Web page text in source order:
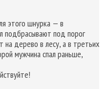
этого шнурка — в
подбрасывают под порог
на дерево в лесу, а в третьих
мужчина спал раньше,